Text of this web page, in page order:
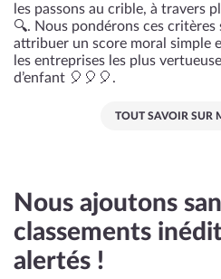
les passons au crible, à travers
🔍. Nous pondérons ces
attribuer un score moral simple
les entreprises les plus
d’enfant 🎈🎈🎈.
TOUT SAVOIR SUR
Nous ajoutons
classements
alertés !